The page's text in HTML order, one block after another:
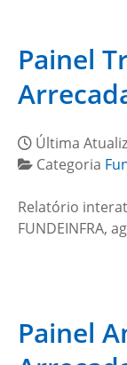
Painel
Última
Categoria
Relatório
FUNDEINFRA,
Painel